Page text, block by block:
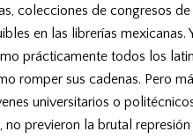
colecciones de congresos
en las librerías mexicanas.
prácticamente todos los
romper sus cadenas. Pero
universitarios o
no previeron la brutal